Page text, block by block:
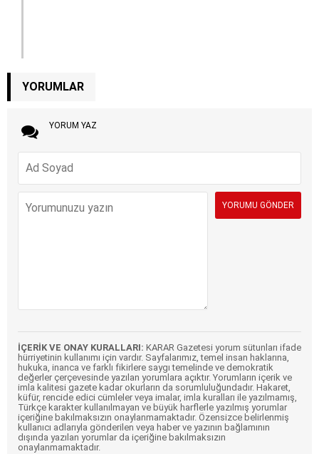
YORUMLAR
YORUM YAZ
İÇERİK VE ONAY KURALLARI: KARAR Gazetesi yorum sütunları ifade
hürriyetinin kullanımı için vardır. Sayfalarımız, temel insan haklarına,
hukuka, inanca ve farklı fikirlere saygı temelinde ve demokratik
değerler çerçevesinde yazılan yorumlara açıktır. Yorumların içerik ve
imla kalitesi gazete kadar okurların da sorumluluğundadır. Hakaret,
küfür, rencide edici cümleler veya imalar, imla kuralları ile yazılmamış,
Türkçe karakter kullanılmayan ve büyük harflerle yazılmış yorumlar
içeriğine bakılmaksızın onaylanmamaktadır. Özensizce belirlenmiş
kullanıcı adlarıyla gönderilen veya haber ve yazının bağlamının
dışında yazılan yorumlar da içeriğine bakılmaksızın
onaylanmamaktadır.